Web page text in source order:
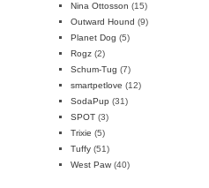
Nina Ottosson (15)
Outward Hound (9)
Planet Dog (5)
Rogz (2)
Schum-Tug (7)
smartpetlove (12)
SodaPup (31)
SPOT (3)
Trixie (5)
Tuffy (51)
West Paw (40)